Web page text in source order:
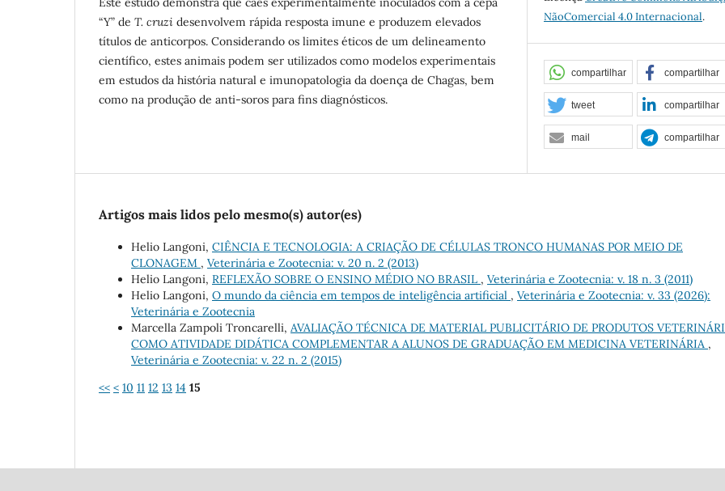
“Y” de T. cruzi desenvolvem rápida resposta imune e produzem elevados
títulos de anticorpos. Considerando os limites éticos de um delineamento
científico, estes animais podem ser utilizados como modelos experimentais
em estudos da história natural e imunopatologia da doença de Chagas, bem
como na produção de anti-soros para fins diagnósticos.
NãoComercial 4.0 Internacional.
compartilhar compartilhar
tweet compartilhar
mail compartilhar
Artigos mais lidos pelo mesmo(s) autor(es)
Helio Langoni, CIÊNCIA E TECNOLOGIA: A CRIAÇÃO DE CÉLULAS TRONCO HUMANAS POR MEIO DE
CLONAGEM , Veterinária e Zootecnia: v. 20 n. 2 (2013)
Helio Langoni, REFLEXÃO SOBRE O ENSINO MÉDIO NO BRASIL , Veterinária e Zootecnia: v. 18 n. 3 (2011)
Helio Langoni, O mundo da ciência em tempos de inteligência artificial , Veterinária e Zootecnia: v. 33 (2026):
Veterinária e Zootecnia
Marcella Zampoli Troncarelli, AVALIAÇÃO TÉCNICA DE MATERIAL PUBLICITÁRIO DE PRODUTOS
COMO ATIVIDADE DIDÁTICA COMPLEMENTAR A ALUNOS DE GRADUAÇÃO EM MEDICINA VETERINÁRIA ,
Veterinária e Zootecnia: v. 22 n. 2 (2015)
<< < 10 11 12 13 14 15